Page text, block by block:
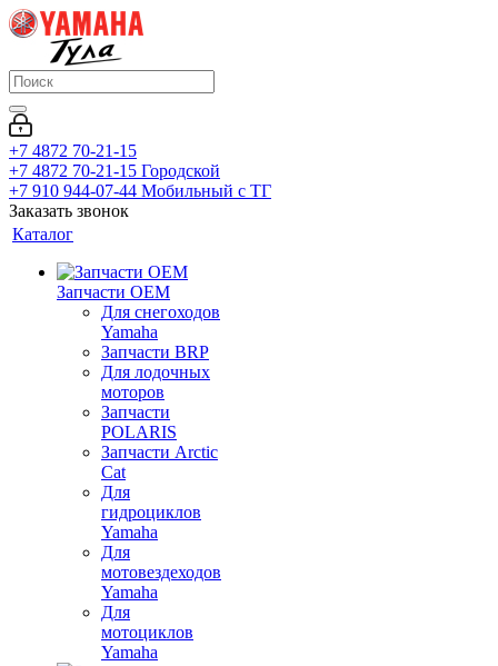
+7 4872 70-21-15
+7 4872 70-21-15 Городской
+7 910 944-07-44 Мобильный с ТГ
Заказать звонок
Каталог
Запчасти OEM
Для снегоходов
Yamaha
Запчасти BRP
Для лодочных
моторов
Запчасти
POLARIS
Запчасти Arctic
Cat
Для
гидроциклов
Yamaha
Для
мотовездеходов
Yamaha
Для
мотоциклов
Yamaha